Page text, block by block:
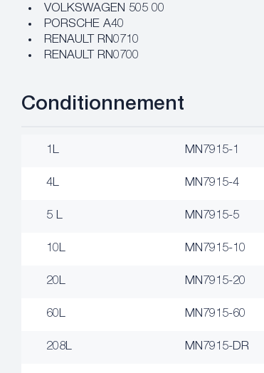
VOLKSWAGEN 505 00
PORSCHE A40
RENAULT RN0710
RENAULT RN0700
Conditionnement
1L MN7915-1
4L MN7915-4
5 L MN7915-5
10L MN7915-10
20L MN7915-20
60L MN7915-60
208L MN7915-DR